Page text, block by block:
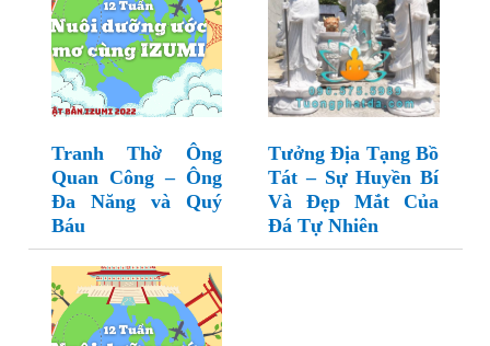
Tranh Thờ Ông
Quan Công – Ông
Đa Năng và Quý
Báu
Tưởng Địa Tạng Bồ
Tát – Sự Huyền Bí
Và Đẹp Mắt Của
Đá Tự Nhiên